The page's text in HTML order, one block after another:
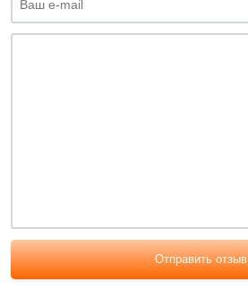
Отправить отзыв